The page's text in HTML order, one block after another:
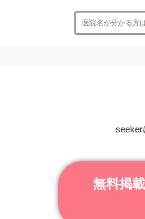
seeker
無料掲